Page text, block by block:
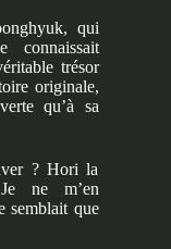
qui
trésor
originale,
qu’à sa
? Hori la
ne m’en
semblait que